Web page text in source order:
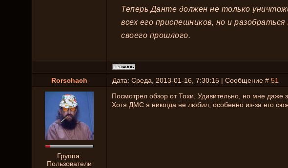
Теперь Данте должен не только
всех его приспешников, но и
своего прошлого.
Rorschach Дата: Среда, 2013-01-16, 7:30:15 | Сообщение # 51
Группа:
Пользователи
Посмотрел обзор от Тохи. Удивительно, но мне даже
Хотя ДМС я никогда не любил, особенно из-за его